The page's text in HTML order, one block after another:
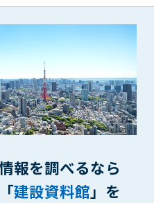
報を調べるなら
建設資料館」を
理）
したIDおよびパスワードの使
うものとします。
ドを、貸与、譲渡、売買、
利用させることはできませ
管理不十分、使用上の過誤、
用等による損害について責任
責任を負いません。
の行為をしないものとしま